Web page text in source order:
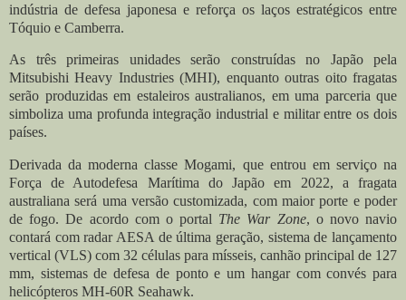
indústria de defesa japonesa e reforça os laços estratégicos entre
Tóquio e Camberra.
As três primeiras unidades serão construídas no Japão pela
Mitsubishi Heavy Industries (MHI), enquanto outras oito fragatas
serão produzidas em estaleiros australianos, em uma parceria que
simboliza uma profunda integração industrial e militar entre os dois
países.
Derivada da moderna classe Mogami, que entrou em serviço na
Força de Autodefesa Marítima do Japão em 2022, a fragata
australiana será uma versão customizada, com maior porte e poder
de fogo. De acordo com o portal The War Zone, o novo navio
contará com radar AESA de última geração, sistema de lançamento
vertical (VLS) com 32 células para mísseis, canhão principal de 127
mm, sistemas de defesa de ponto e um hangar com convés para
helicópteros MH-60R Seahawk.